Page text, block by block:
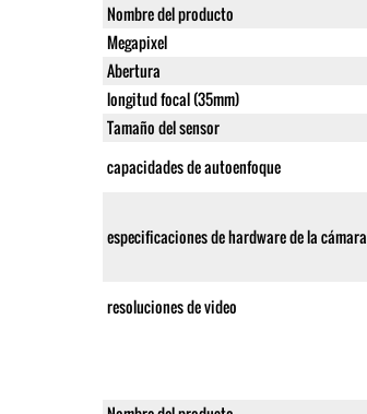
Nombre del producto
Megapixel
Abertura
longitud focal (35mm)
Tamaño del sensor
capacidades de autoenfoque
especificaciones de hardware de la cámara
resoluciones de video